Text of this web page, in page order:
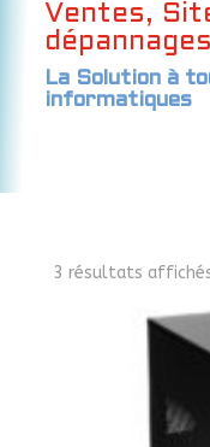
Ventes,
La Solution à
informatiques
3 résultats